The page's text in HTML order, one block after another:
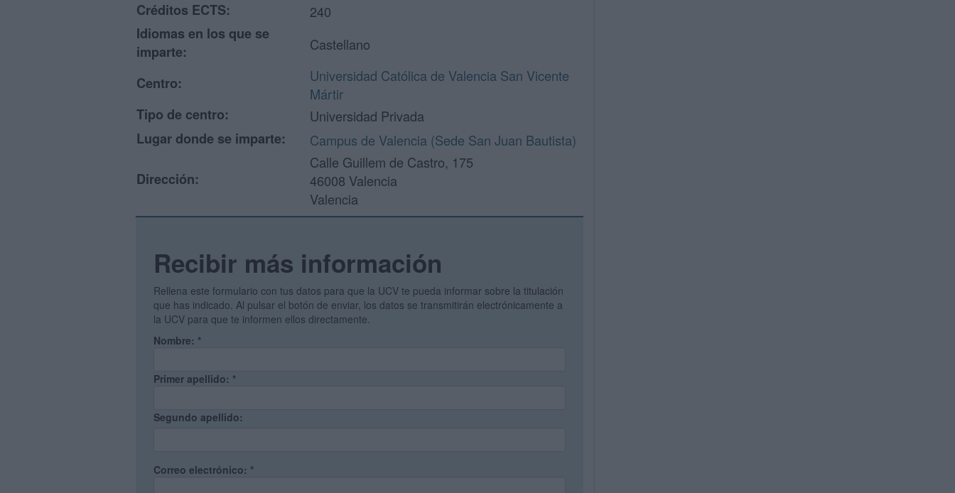
Créditos ECTS:
240
Idiomas en los que se
imparte:
Castellano
Centro:
Universidad Católica de Valencia San Vicente
Mártir
Tipo de centro:
Universidad Privada
Lugar donde se imparte:
Campus de Valencia (Sede San Juan Bautista)
Dirección:
Calle Guillem de Castro, 175
46008 Valencia
Valencia
Recibir más información
Rellena este formulario con tus datos para que la UCV te pueda informar sobre la titulación
que has indicado. Al pulsar el botón de enviar, los datos se transmitirán electrónicamente a
la UCV para que te informen ellos directamente.
Nombre: *
Primer apellido: *
Segundo apellido:
Correo electrónico: *